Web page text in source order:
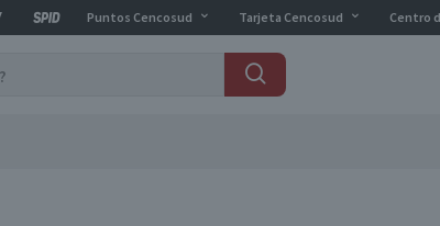
Puntos Cencosud Tarjeta Cencosud Centro